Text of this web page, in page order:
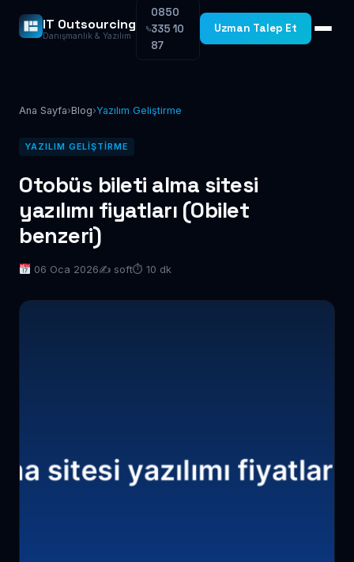
IT Outsourcing
Danışmanlık & Yazılım
0850
335 10
87
Uzman Talep Et
Ana Sayfa›Blog›Yazılım Geliştirme
YAZILIM GELIŞTIRME
Otobüs bileti alma sitesi
yazılımı fiyatları (Obilet
benzeri)
06 Oca 2026✍️ soft⏱ 10 dk